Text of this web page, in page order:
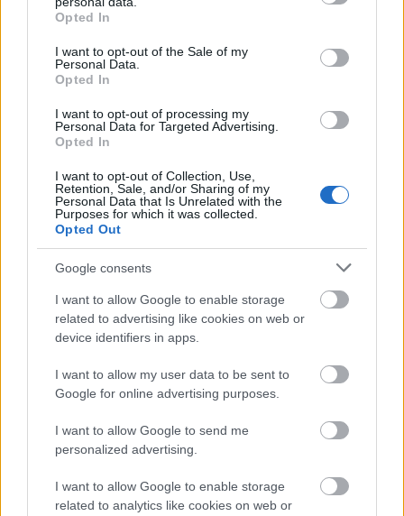
grant or deny consent to Google and its third-party tags to
use your data for below specified purposes in below Google
consent section.
Opted In
I want to opt-out of the Sale of my
Personal Data.
Opted In
I want to opt-out of processing my
Personal Data for Targeted Advertising.
Opted In
I want to opt-out of Collection, Use,
Retention, Sale, and/or Sharing of my
Personal Data that Is Unrelated with the
Purposes for which it was collected.
Opted Out
Google consents
I want to allow Google to enable storage
related to advertising like cookies on web or
device identifiers in apps.
I want to allow my user data to be sent to
Google for online advertising purposes.
I want to allow Google to send me
personalized advertising.
I want to allow Google to enable storage
related to analytics like cookies on web or
επιχειρήσεις της χώρας βλέπουν να αυξάνεται
διαρκώς το λειτουργικό τους κόστος και να
περιορίζεται ο τζίρος τους, είναι κάτι παραπάνω
από επιβεβλημένες κάποιες στοχευμένες
παρεμβάσεις από την κυβέρνηση.
συντάξεις, όμως η πραγματική αγοραστική
δυνατότητα των καταναλωτών έχει μειωθεί.
Τα τελευταία μέτρα στήριξης δίνουν μία
ανακούφιση σε ένα μεγάλο μέρος της κοινωνίας
όμως απαιτούνται πιο δραστικές κινήσεις για τη
συγκράτηση των τιμών και την ενίσχυση των ΜμΕ.